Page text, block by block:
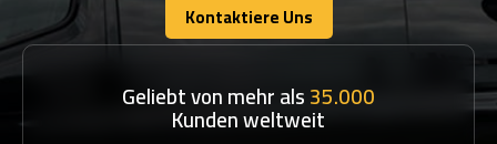
Kontaktiere Uns
Kontaktiere Uns
Geliebt von mehr als35.000
Kunden weltweit